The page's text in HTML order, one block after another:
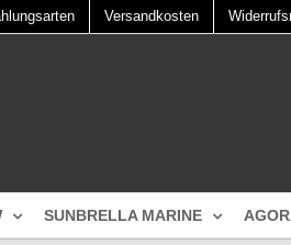
Versandkosten
SUNBRELLA MARINE